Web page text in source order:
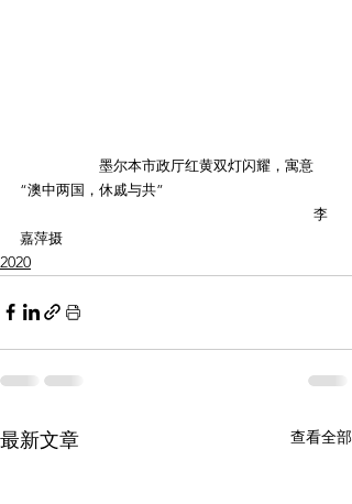
“澳中两国，休戚与共”
嘉萍摄
2020
最新文章 查看全部